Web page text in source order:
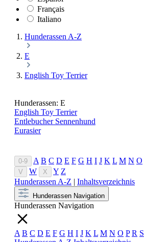
Français
Italiano
Hunderassen A-Z
E
English Toy Terrier
Hunderassen: E
English Toy Terrier
Entlebucher Sennenhund
Eurasier
0-9 A B C D E F G H I J K L M N O
V
W X Y Z
Hunderassen A-Z | Inhaltsverzeichnis
Hunderassen Navigation
Hunderassen Navigation
A B C D E F G H I J K L M N O P R S